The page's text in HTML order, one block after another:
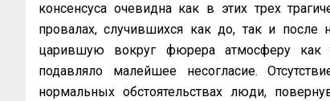
консенсуса очевидна как в этих трех
провалах, случившихся как до, так и после
царившую вокруг фюрера атмосферу
подавляло малейшее несогласие.
нормальных обстоятельствах люди,